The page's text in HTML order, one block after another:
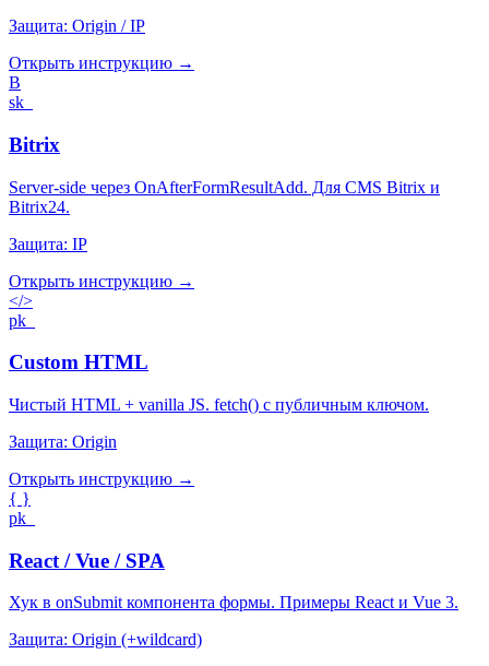
Защита: Origin / IP
Открыть инструкцию →
B
sk_
Bitrix
Server-side через OnAfterFormResultAdd. Для CMS Bitrix и
Bitrix24.
Защита: IP
Открыть инструкцию →
</>
pk_
Custom HTML
Чистый HTML + vanilla JS. fetch() с публичным ключом.
Защита: Origin
Открыть инструкцию →
{ }
pk_
React / Vue / SPA
Хук в onSubmit компонента формы. Примеры React и Vue 3.
Защита: Origin (+wildcard)